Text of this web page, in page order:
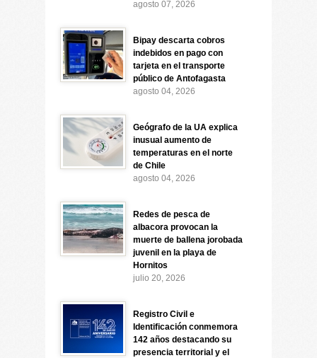
agosto 07, 2026
Bipay descarta cobros
indebidos en pago con
tarjeta en el transporte
público de Antofagasta
agosto 04, 2026
Geógrafo de la UA explica
inusual aumento de
temperaturas en el norte
de Chile
agosto 04, 2026
Redes de pesca de
albacora provocan la
muerte de ballena jorobada
juvenil en la playa de
Hornitos
julio 20, 2026
Registro Civil e
Identificación conmemora
142 años destacando su
presencia territorial y el